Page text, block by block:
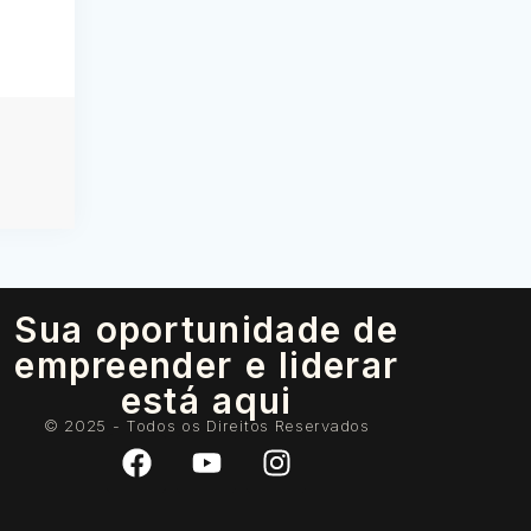
Sua oportunidade de
empreender e liderar
está aqui
© 2025 - Todos os Direitos Reservados